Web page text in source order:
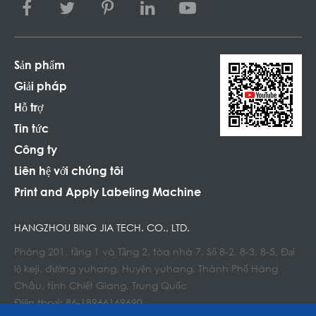
Sản phẩm
Giải pháp
Hỗ trợ
Tin tức
Công ty
Liên hệ với chúng tôi
Print and Apply Labeling Machine
HANGZHOU BING JIA TECH. CO., LTD.
Phòng 201, tầng 1 và Tầng 2, tòa nhà 7, Số 8-2, 8-3, 8-5, Đại
lộ keji, đường yuhang, Huyện yuhang, Thành Phố Hàng
Châu, tỉnh Chiết Giang, Trung Quốc
Điện thoại: 86-18966169690